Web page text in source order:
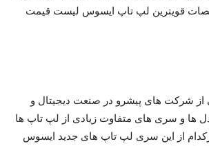
قویترین لپ تاپ ایسوس لیست قیمت
از شرکت های پیشرو در صنعت دیجیتال و
ها و سری های متفاوت زیادی از لپ تاپ ها
از این سری لپ تاپ های جدید ایسوس